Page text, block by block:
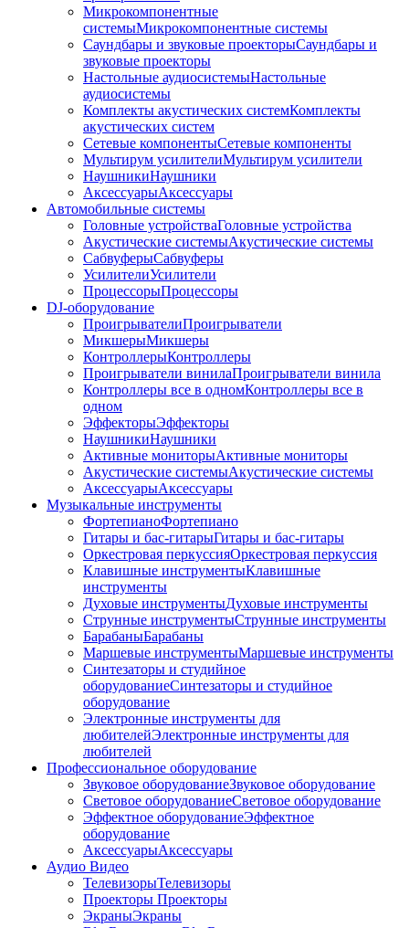
Микрокомпонентные
системыМикрокомпонентные системы
Саундбары и звуковые проекторыСаундбары и
звуковые проекторы
Настольные аудиосистемыНастольные
аудиосистемы
Комплекты акустических системКомплекты
акустических систем
Сетевые компонентыСетевые компоненты
Мультирум усилителиМультирум усилители
НаушникиНаушники
АксессуарыАксессуары
Автомобильные системы
Головные устройстваГоловные устройства
Акустические системыАкустические системы
СабвуферыСабвуферы
УсилителиУсилители
ПроцессорыПроцессоры
DJ-оборудование
ПроигрывателиПроигрыватели
МикшерыМикшеры
КонтроллерыКонтроллеры
Проигрыватели винилаПроигрыватели винила
Контроллеры все в одномКонтроллеры все в
одном
ЭффекторыЭффекторы
НаушникиНаушники
Активные мониторыАктивные мониторы
Акустические системыАкустические системы
АксессуарыАксессуары
Музыкальные инструменты
ФортепианоФортепиано
Гитары и бас-гитарыГитары и бас-гитары
Оркестровая перкуссияОркестровая перкуссия
Клавишные инструментыКлавишные
инструменты
Духовые инструментыДуховые инструменты
Струнные инструментыСтрунные инструменты
БарабаныБарабаны
Маршевые инструментыМаршевые инструменты
Синтезаторы и студийное
оборудованиеСинтезаторы и студийное
оборудование
Электронные инструменты для
любителейЭлектронные инструменты для
любителей
Профессиональное оборудование
Звуковое оборудованиеЗвуковое оборудование
Световое оборудованиеСветовое оборудование
Эффектное оборудованиеЭффектное
оборудование
АксессуарыАксессуары
Аудио Видео
ТелевизорыТелевизоры
Проекторы Проекторы
ЭкраныЭкраны